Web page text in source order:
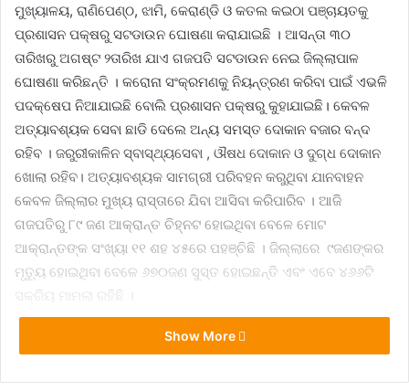
ମୁଖ୍ୟାଳୟ, ରାଣିପେଣ୍ଠ, ଝାମି, କେରାଣ୍ଡି ଓ କତଲ କଇଠା ପଞ୍ଚାୟତକୁ
ପ୍ରଶାସନ ପକ୍ଷରୁ ସଟଡାଉନ ଘୋଷଣା କରାଯାଇଛି । ଆସନ୍ତା ୩୦
ତାରିଖରୁ ଅଗଷ୍ଟ ୨ତାରିଖ ଯାଏ ଗଜପତି ସଟଡାଉନ ନେଇ ଜିଲ୍ଲାପାଳ
ଘୋଷଣା କରିଛନ୍ତି । କରୋନା ସଂକ୍ରମଣକୁ ନିୟନ୍ତ୍ରଣ କରିବା ପାଇଁ ଏଭଳି
ପଦକ୍ଷେପ ନିଆଯାଇଛି ବୋଲି ପ୍ରଶାସନ ପକ୍ଷରୁ କୁହାଯାଇଛି। କେବଳ
ଅତ୍ୟାବଶ୍ୟକ ସେବା ଛାଡି ଦେଲେ ଅନ୍ୟ ସମସ୍ତ ଦୋକାନ ବଜାର ବନ୍ଦ
ରହିବ । ଜରୁରୀକାଳିନ ସ୍ବାସ୍ଥ୍ୟସେବା , ଔଷଧ ଦୋକାନ ଓ ଦୁଗ୍ଧ ଦୋକାନ
ଖୋଲା ରହିବ। ଅତ୍ୟାବଶ୍ୟକ ସାମଗ୍ରୀ ପରିବହନ କରୁଥିବା ଯାନବାହନ
କେବଳ ଜିଲ୍ଲାର ମୁଖ୍ୟ ରାସ୍ତାରେ ଯିବା ଆସିବା କରିପାରିବ । ଆଜି
ଗଜପତିରୁ ୮୯ ଜଣ ଆକ୍ରାନ୍ତ ଚିହ୍ନଟ ହୋଇଥିବା ବେଳେ ମୋଟ
ଆକ୍ରାନ୍ତଙ୍କ ସଂଖ୍ୟା ୧୧ ଶହ ୪୫ରେ ପହଞ୍ଚିଛି । ଜିଲ୍ଲାରେ ୯ଜଣଙ୍କର
ମୃତ୍ୟୁ ହୋଇଥିବା ବେଳେ ୬୭୦ଜଣ ସୁସ୍ତ ହୋଇଛନ୍ତି ଏବଂ ଏବେ ୪୬୬ଟି
ସକ୍ରିୟ ମାମଲା ରହିଛି ।
Show More